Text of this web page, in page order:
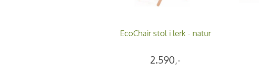
EcoChair stol i lerk - natur
2.590,-